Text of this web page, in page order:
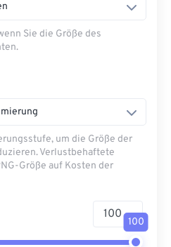
Sie die Größe des
um die Größe der
Verlustbehaftete
Größe auf Kosten der
100